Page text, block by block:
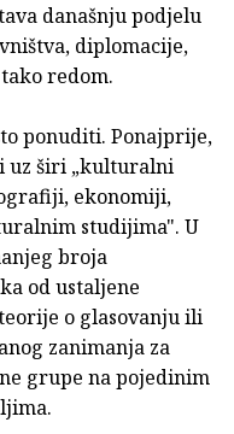
današnju podjelu
diplomacije,
redom.
ponuditi. Ponajprije,
uz širi „kulturalni
ekonomiji,
studijima". U
broja
od ustaljene
o glasovanju ili
zanimanja za
grupe na pojedinim